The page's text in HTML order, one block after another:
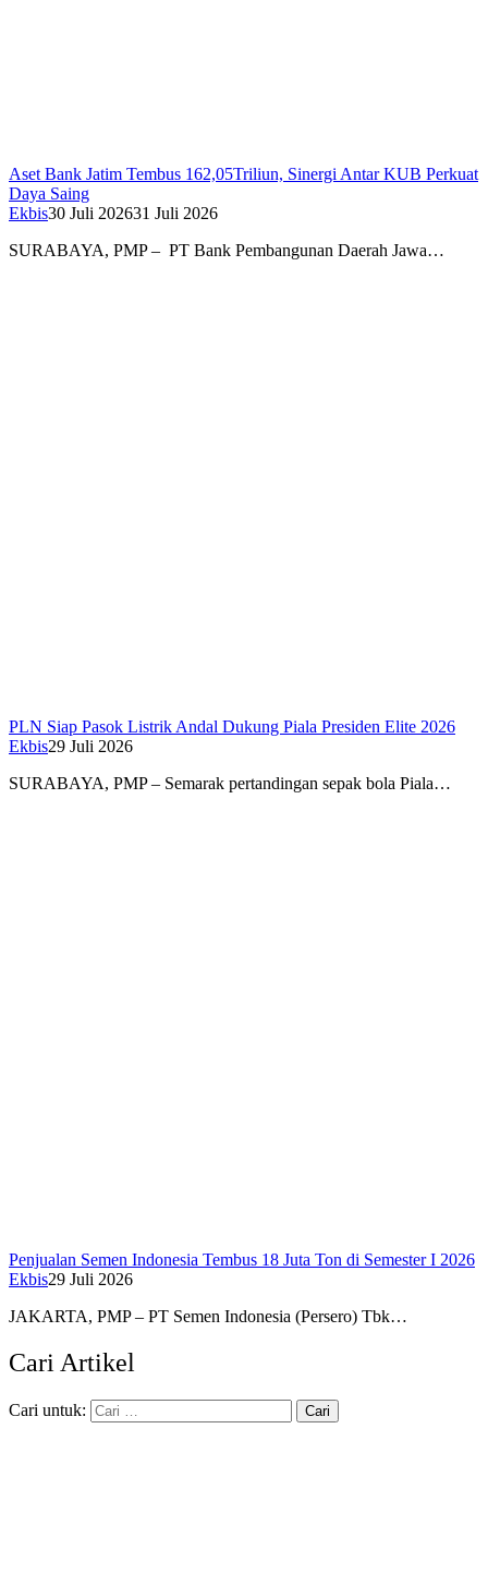
Aset Bank Jatim Tembus 162,05Triliun, Sinergi Antar KUB Perkuat
Daya Saing
Ekbis30 Juli 202631 Juli 2026
SURABAYA, PMP – PT Bank Pembangunan Daerah Jawa…
PLN Siap Pasok Listrik Andal Dukung Piala Presiden Elite 2026
Ekbis29 Juli 2026
SURABAYA, PMP – Semarak pertandingan sepak bola Piala…
Penjualan Semen Indonesia Tembus 18 Juta Ton di Semester I 2026
Ekbis29 Juli 2026
JAKARTA, PMP – PT Semen Indonesia (Persero) Tbk…
Cari Artikel
Cari untuk: